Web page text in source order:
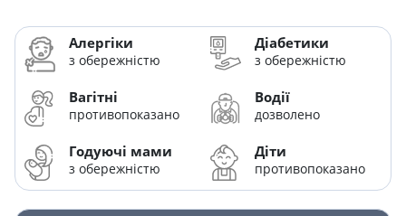
Алергіки
з обережністю
Діабетики
з обережністю
Вагітні
противопоказано
Водії
дозволено
Годуючі мами
з обережністю
Діти
противопоказано